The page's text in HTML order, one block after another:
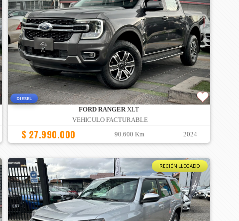
DIESEL
FORD RANGERXLT
VEHICULO FACTURABLE
$ 27.990.000 90.600 Km 2024
RECIÉN LLEGADO